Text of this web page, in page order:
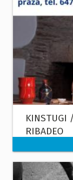
KINSTUGI
RIBADEO